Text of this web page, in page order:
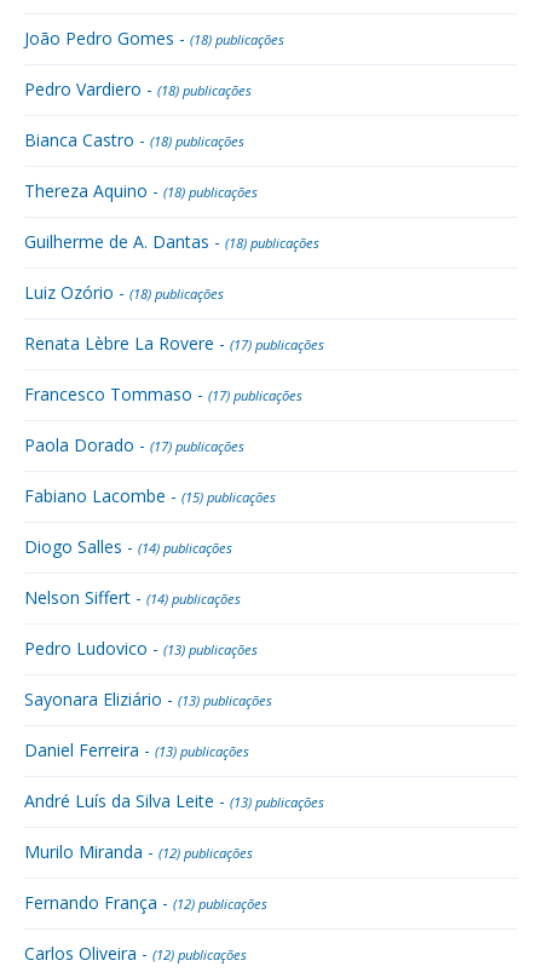
João Pedro Gomes - (18) publicações
Pedro Vardiero - (18) publicações
Bianca Castro - (18) publicações
Thereza Aquino - (18) publicações
Guilherme de A. Dantas - (18) publicações
Luiz Ozório - (18) publicações
Renata Lèbre La Rovere - (17) publicações
Francesco Tommaso - (17) publicações
Paola Dorado - (17) publicações
Fabiano Lacombe - (15) publicações
Diogo Salles - (14) publicações
Nelson Siffert - (14) publicações
Pedro Ludovico - (13) publicações
Sayonara Eliziário - (13) publicações
Daniel Ferreira - (13) publicações
André Luís da Silva Leite - (13) publicações
Murilo Miranda - (12) publicações
Fernando França - (12) publicações
Carlos Oliveira - (12) publicações